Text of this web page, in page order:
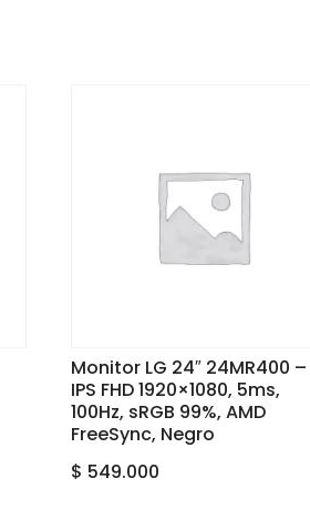
Monitor LG 24″ 24MR400 –
IPS FHD 1920×1080, 5ms,
100Hz, sRGB 99%, AMD
FreeSync, Negro
$ 549.000